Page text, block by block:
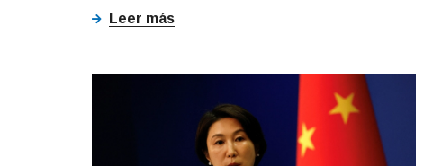
Leer más